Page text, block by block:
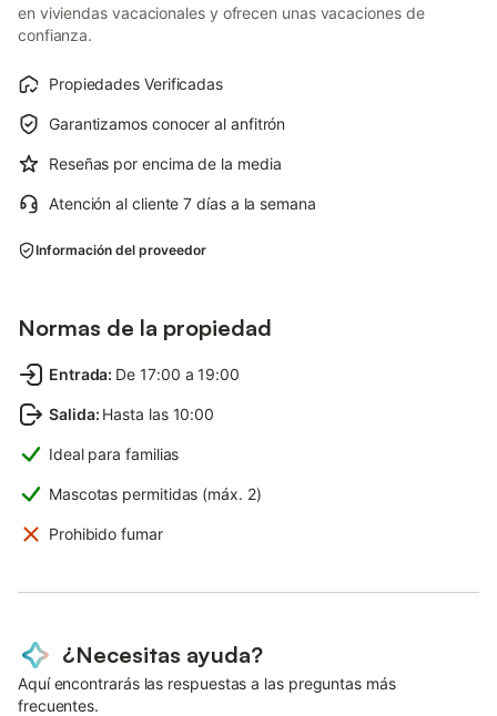
en viviendas vacacionales y ofrecen unas vacaciones de
confianza.
Propiedades Verificadas
Garantizamos conocer al anfitrón
Reseñas por encima de la media
Atención al cliente 7 días a la semana
Información del proveedor
Normas de la propiedad
Entrada: De 17:00 a 19:00
Salida: Hasta las 10:00
Ideal para familias
Mascotas permitidas (máx. 2)
Prohibido fumar
¿Necesitas ayuda?
Aquí encontrarás las respuestas a las preguntas más
frecuentes.